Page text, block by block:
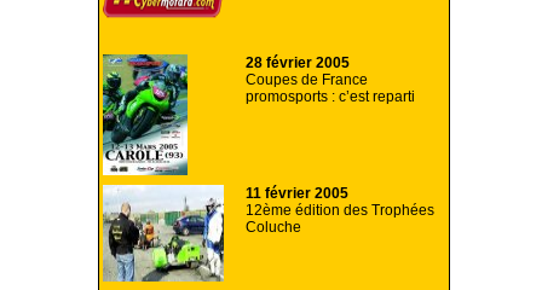
28 février 2005
Coupes de France
promosports : c’est reparti
11 février 2005
12ème édition des Trophées
Coluche